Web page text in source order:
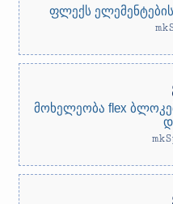
ფლექს
მოხელეობა flex